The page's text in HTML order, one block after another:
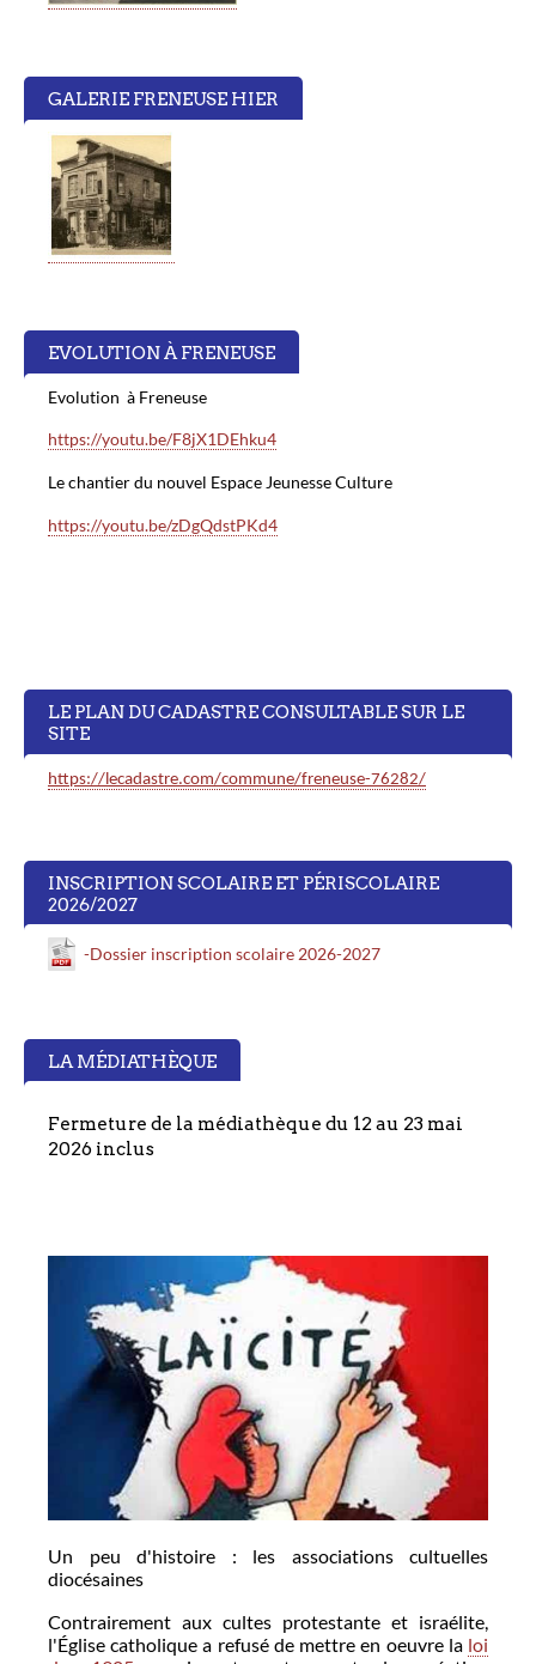
GALERIE FRENEUSE HIER
EVOLUTION À FRENEUSE
Evolution à Freneuse
https://youtu.be/F8jX1DEhku4
Le chantier du nouvel Espace Jeunesse Culture
https://youtu.be/zDgQdstPKd4
LE PLAN DU CADASTRE CONSULTABLE SUR LE
SITE
https://lecadastre.com/commune/freneuse-76282/
INSCRIPTION SCOLAIRE ET PÉRISCOLAIRE
2026/2027
-Dossier inscription scolaire 2026-2027
LA MÉDIATHÈQUE
Fermeture de la médiathèque du 12 au 23 mai
2026 inclus
Un peu d'histoire : les associations cultuelles
diocésaines
Contrairement aux cultes protestante et israélite,
l'Église catholique a refusé de mettre en oeuvre la loi